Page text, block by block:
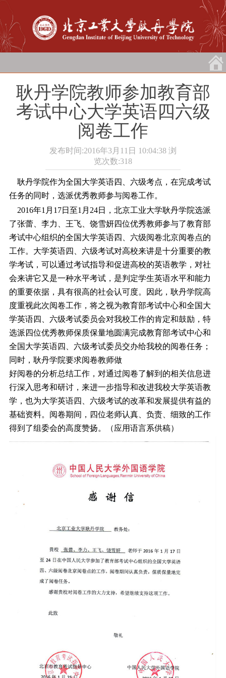
耿丹学院教师参加教育部
考试中心大学英语四六级
阅卷工作
发布时间:2016年3月11日 10:04:38 浏
览次数:318
耿丹学院作为全国大学英语四、六级考点，在完成考试
任务的同时，选派优秀教师参与阅卷工作。
2016年1月17日至1月24日，北京工业大学耿丹学院选派
了张蕾、李力、王飞、饶雪妍四位优秀教师参与了教育部
考试中心组织的全国大学英语四、六级阅卷北京阅卷点的
工作。大学英语四、六级考试对高校来讲是十分重要的教
学考试，可以通过考试指导和促进高校的英语教学，对社
会来讲它又是一种水平考试，是判定学生英语水平和能力
的重要依据，具有很高的社会认可度。因此，耿丹学院高
度重视此次阅卷工作，将之视为教育部考试中心和全国大
学英语四、六级考试委员会对我校工作的肯定和鼓励，特
选派四位优秀教师保质保量地圆满完成教育部考试中心和
全国大学英语四、六级考试委员交办给我校的阅卷任务；
同时，耿丹学院要求阅卷教师做
好阅卷的分析总结工作，对通过阅卷了解到的相关信息进
行深入思考和研讨，来进一步指导和改进我校大学英语教
学，也为大学英语四、六级考试的改革和发展提供有益的
基础资料。阅卷期间，四位老师认真、负责、细致的工作
得到了组委会的高度赞扬。（应用语言系供稿）